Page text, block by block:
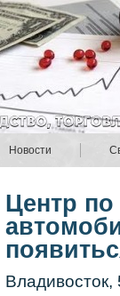
Новости
Центр по